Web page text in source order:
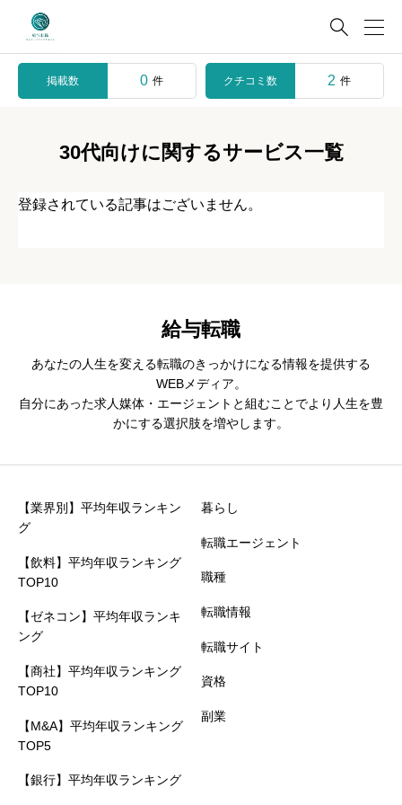

掲載数 0 件 クチコミ数 2 件
30代向けに関するサービス一覧
登録されている記事はございません。
給与転職
あなたの人生を変える転職のきっかけになる情報を提供する
WEBメディア。
自分にあった求人媒体・エージェントと組むことでより人生を豊
かにする選択肢を増やします。
【業界別】平均年収ランキン
グ
【飲料】平均年収ランキング
TOP10
【ゼネコン】平均年収ランキ
ング
【商社】平均年収ランキング
TOP10
【M&A】平均年収ランキング
TOP5
【銀行】平均年収ランキング
暮らし
転職エージェント
職種
転職情報
転職サイト
資格
副業